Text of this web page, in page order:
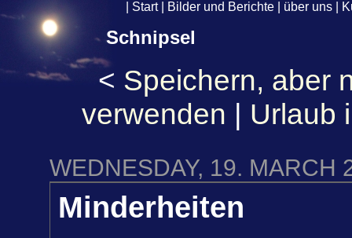
Start| Bilder und Berichte über uns
Schnipsel
< Speichern, aber
verwenden | Urlaub
WEDNESDAY, 19. MARCH
Minderheiten